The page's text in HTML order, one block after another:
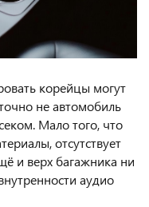
корейцы могут
не автомобиль
Мало того, что
отсутствует
и верх багажника ни
аудио